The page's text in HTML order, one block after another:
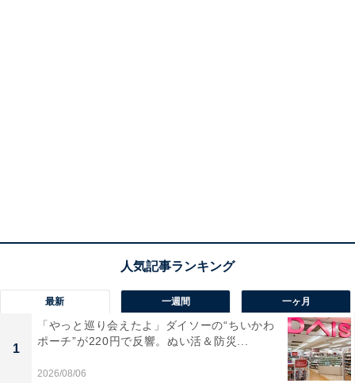
最新 一週間 一ヶ月
1
「やっと巡り会えたよ」ダイソーの“ちいかわ
ポーチ”が220円で反響。ぬい活＆防災...
2026/08/06